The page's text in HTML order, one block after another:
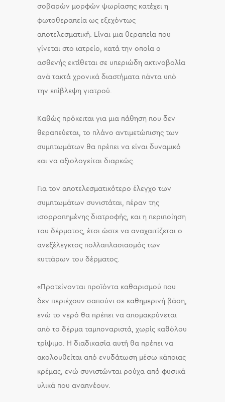
σοβαρών μορφών ψωρίασης κατέχει η
φωτοθεραπεία ως εξεχόντως
αποτελεσματική. Είναι μια θεραπεία που
γίνεται στο ιατρείο, κατά την οποία ο
ασθενής εκτίθεται σε υπεριώδη ακτινοβολία
ανά τακτά χρονικά διαστήματα πάντα υπό
την επίβλεψη γιατρού.
Καθώς πρόκειται για μια πάθηση που δεν
θεραπεύεται, το πλάνο αντιμετώπισης των
συμπτωμάτων θα πρέπει να είναι δυναμικό
και να αξιολογείται διαρκώς.
Για τον αποτελεσματικότερο έλεγχο των
συμπτωμάτων συνιστάται, πέραν της
ισορροπημένης διατροφής, και η περιποίηση
του δέρματος, έτσι ώστε να αναχαιτίζεται ο
ανεξέλεγκτος πολλαπλασιασμός των
κυττάρων του δέρματος.
«Προτείνονται προϊόντα καθαρισμού που
δεν περιέχουν σαπούνι σε καθημερινή βάση,
ενώ το νερό θα πρέπει να απομακρύνεται
από το δέρμα ταμποναριστά, χωρίς καθόλου
τρίψιμο. Η διαδικασία αυτή θα πρέπει να
ακολουθείται από ενυδάτωση μέσω κάποιας
κρέμας, ενώ συνιστώνται ρούχα από φυσικά
υλικά που αναπνέουν.